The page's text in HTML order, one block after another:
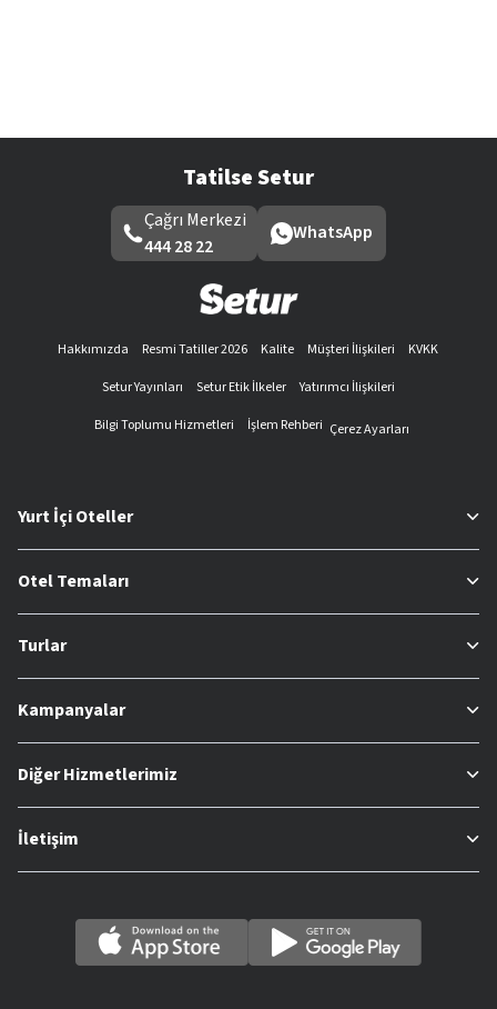
Tatilse Setur
Çağrı Merkezi
444 28 22
WhatsApp
Hakkımızda Resmi Tatiller 2026 Kalite Müşteri İlişkileri
KVKK
Setur Yayınları
Setur Etik İlkeler
Yatırımcı İlişkileri
Bilgi Toplumu Hizmetleri
İşlem Rehberi Çerez Ayarları
Yurt İçi Oteller
Otel Temaları
Turlar
Kampanyalar
Diğer Hizmetlerimiz
İletişim